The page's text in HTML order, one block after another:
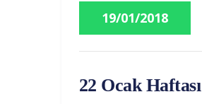
19/01/2018
22 Ocak Haftası